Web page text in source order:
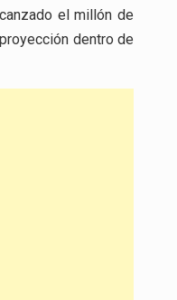
el millón de
dentro de